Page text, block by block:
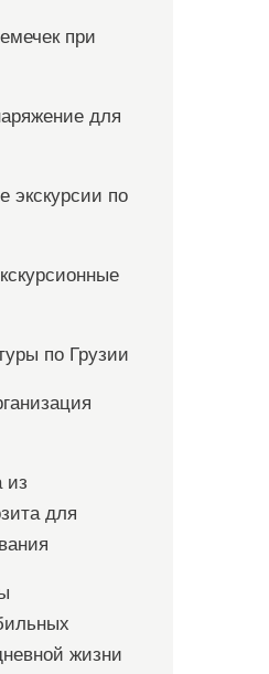
при
для
экскурсии по
по Грузии
из
для
жизни